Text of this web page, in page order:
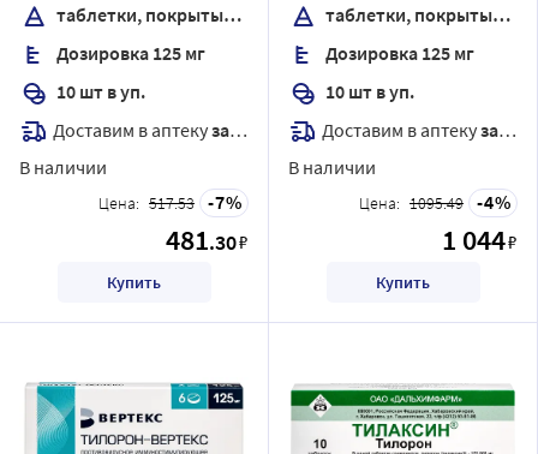
таблетки, покрытые пленочной оболочкой
Дозировка 125 мг
10 шт в уп.
Доставим в аптекузавтра
В наличии
Цена: 517.53 7
481.30₽
Купить
таблетки, покрытые пленочной оболочкой
Дозировка 125 мг
10 шт в уп.
Доставим в аптекузавтра
В наличии
Цена: 1095.49 4
1 044₽
Купить